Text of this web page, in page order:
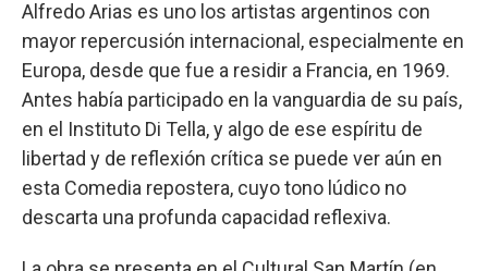
Alfredo Arias es uno los artistas argentinos con
mayor repercusión internacional, especialmente en
Europa, desde que fue a residir a Francia, en 1969.
Antes había participado en la vanguardia de su país,
en el Instituto Di Tella, y algo de ese espíritu de
libertad y de reflexión crítica se puede ver aún en
esta Comedia repostera, cuyo tono lúdico no
descarta una profunda capacidad reflexiva.